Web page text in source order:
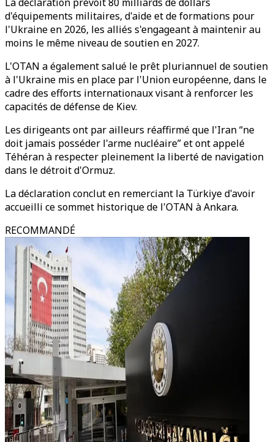
d'équipements militaires, d'aide et de formations pour
l'Ukraine en 2026, les alliés s'engageant à maintenir au
moins le même niveau de soutien en 2027.
L'OTAN a également salué le prêt pluriannuel de soutien
à l'Ukraine mis en place par l'Union européenne, dans le
cadre des efforts internationaux visant à renforcer les
capacités de défense de Kiev.
Les dirigeants ont par ailleurs réaffirmé que l'Iran “ne
doit jamais posséder l'arme nucléaire” et ont appelé
Téhéran à respecter pleinement la liberté de navigation
dans le détroit d'Ormuz.
La déclaration conclut en remerciant la Türkiye d'avoir
accueilli ce sommet historique de l'OTAN à Ankara.
RECOMMANDÉ